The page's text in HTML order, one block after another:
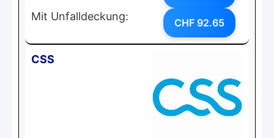
Mit Unfalldeckung: CHF 92.65
CSS